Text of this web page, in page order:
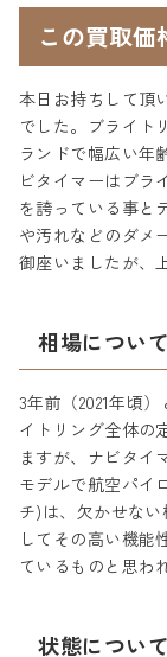
この買取価
本日お持ちして頂
でした。ブライト
ランドで幅広い年
ビタイマーはブラ
を誇っている事と
や汚れなどのダメ
御座いましたが、
相場について
3年前（2021年頃
イトリング全体の
ますが、ナビタイ
モデルで航空パイ
チ)は、欠かせな
してその高い機能
ているものと思わ
状態について